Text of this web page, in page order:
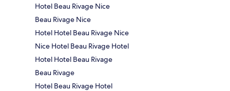
Hotel Beau Rivage Nice
Beau Rivage Nice
Hotel Hotel Beau Rivage Nice
Nice Hotel Beau Rivage Hotel
Hotel Hotel Beau Rivage
Beau Rivage
Hotel Beau Rivage Hotel